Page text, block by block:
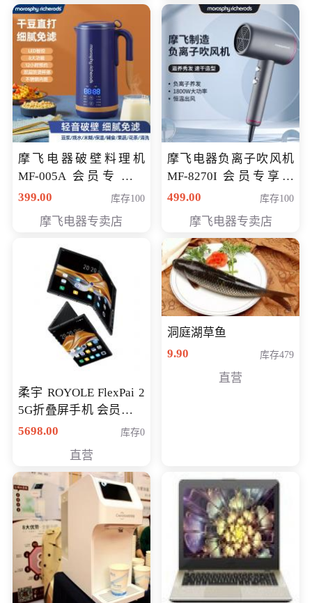
摩飞电器破壁料理机
MF-005A 会员专享价
198元
399.00 库存100
摩飞电器专卖店
摩飞电器负离子吹风机
MF-8270I 会员专享价
369元
499.00 库存100
摩飞电器专卖店
柔宇 ROYOLE FlexPai 2
5G折叠屏手机 会员专享
购买价格 4998元
5698.00 库存0
直营
洞庭湖草鱼
9.90
库存479
直营